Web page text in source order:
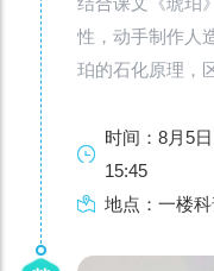
性，动手制作人
珀的石化原理，
时间：8月5
15:45
地点：一楼